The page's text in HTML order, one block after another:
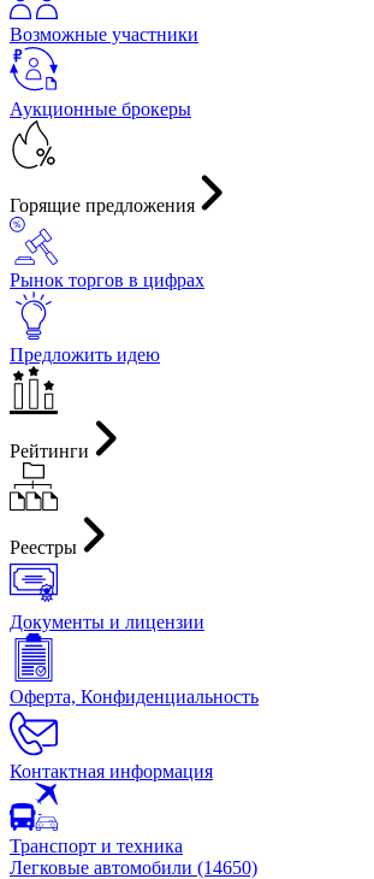
Возможные участники
Аукционные брокеры
Горящие предложения
Рынок торгов в цифрах
Предложить идею
Рейтинги
Реестры
Документы и лицензии
Оферта, Конфиденциальность
Контактная информация
Транспорт и техника
Легковые автомобили (14650)